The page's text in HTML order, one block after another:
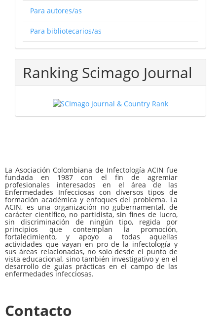
Para autores/as
Para bibliotecarios/as
Ranking Scimago Journal
La Asociación Colombiana de Infectología ACIN fue
fundada en 1987 con el fin de agremiar
profesionales interesados en el área de las
Enfermedades Infecciosas con diversos tipos de
formación académica y enfoques del problema. La
ACIN, es una organización no gubernamental, de
carácter científico, no partidista, sin fines de lucro,
sin discriminación de ningún tipo, regida por
principios que contemplan la promoción,
fortalecimiento, y apoyo a todas aquellas
actividades que vayan en pro de la infectología y
sus áreas relacionadas, no solo desde el punto de
vista educacional, sino también investigativo y en el
desarrollo de guías prácticas en el campo de las
enfermedades infecciosas.
Contacto